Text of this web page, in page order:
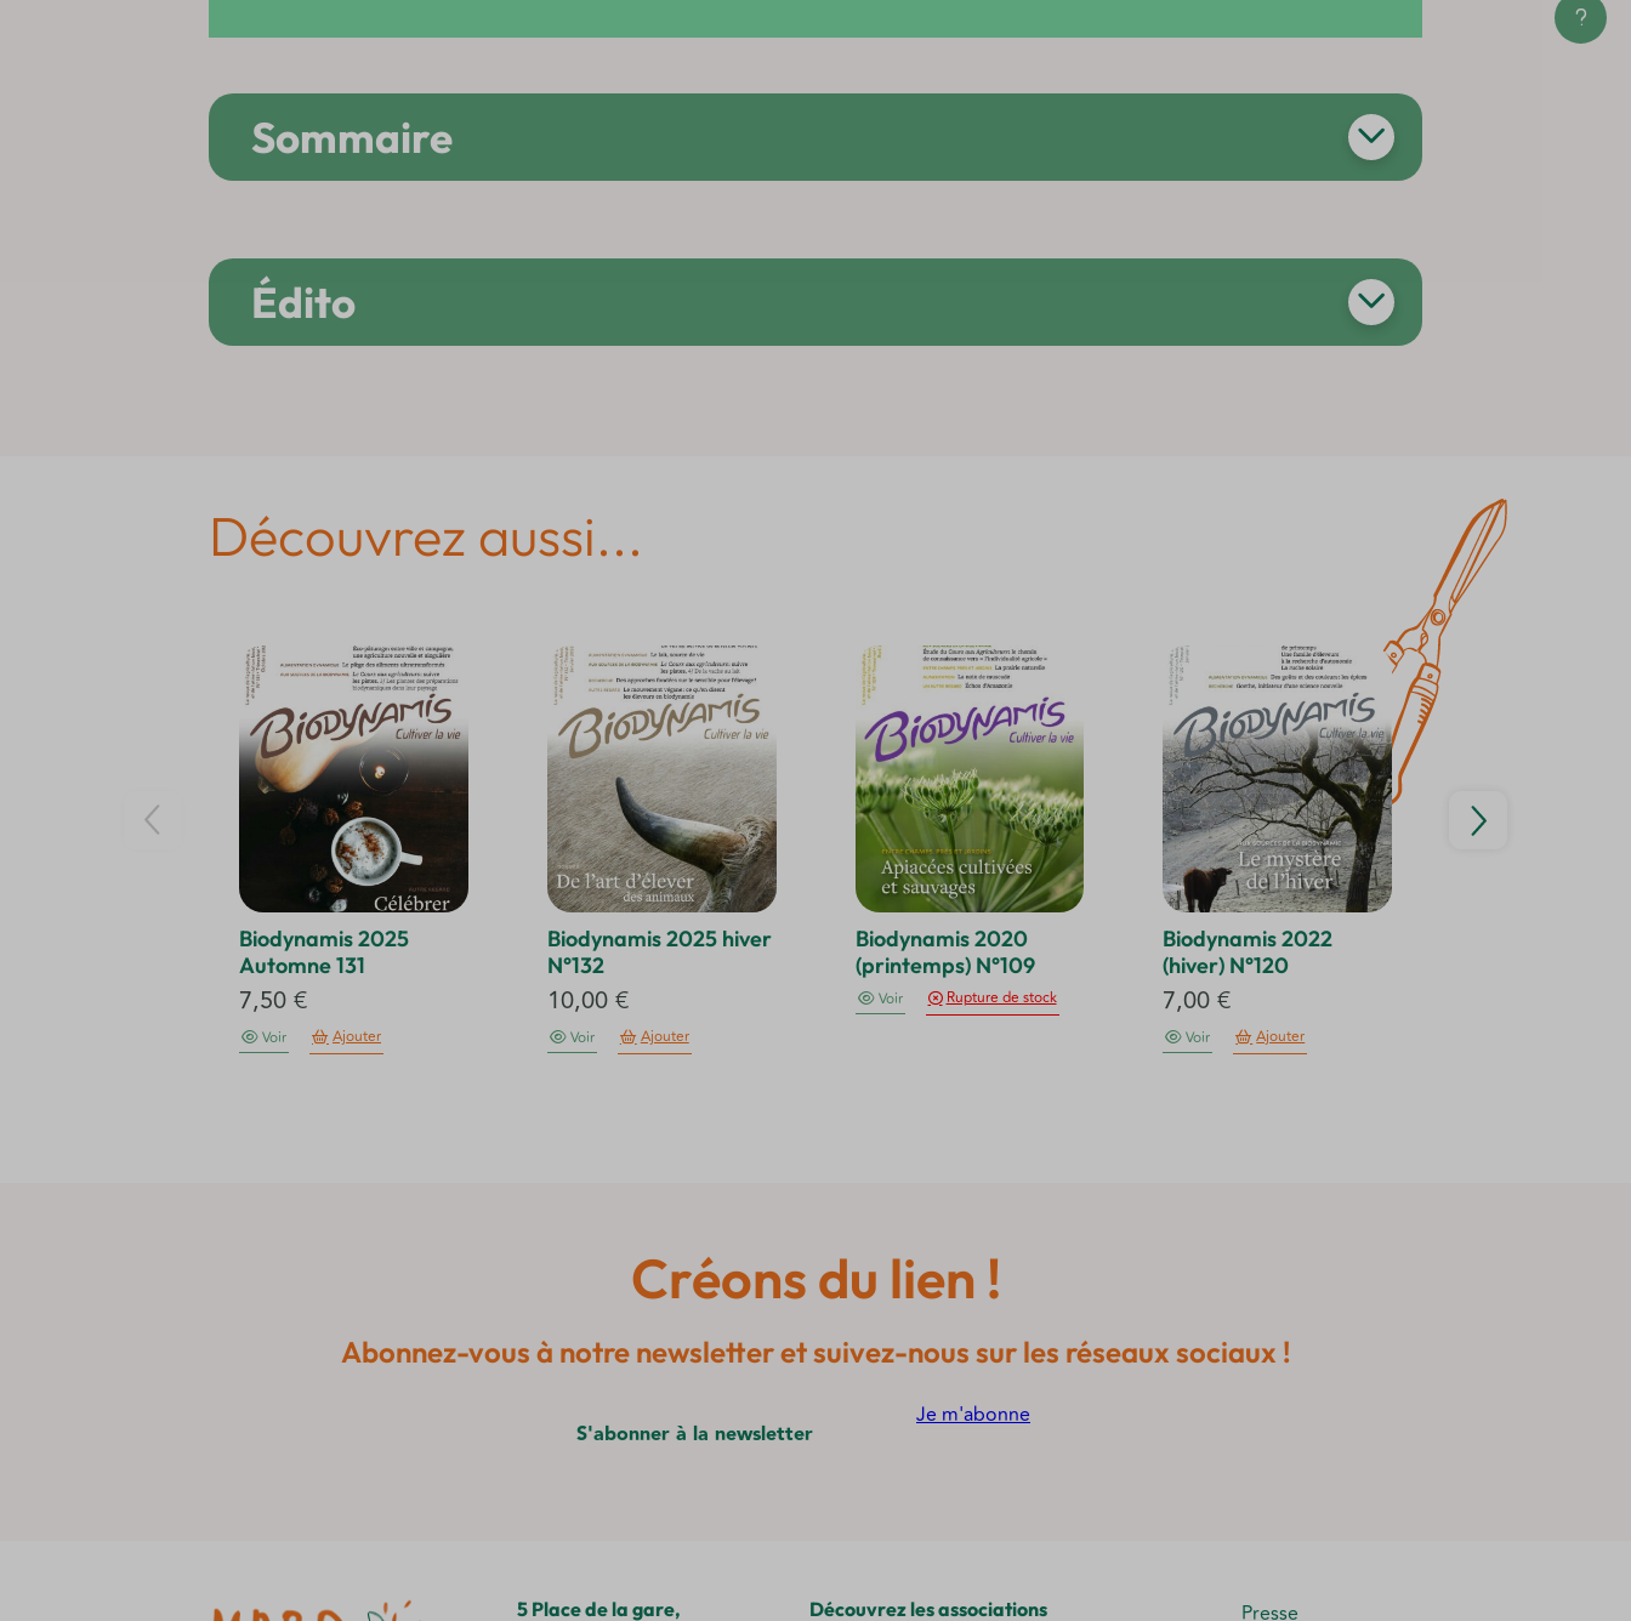
Sommaire
Édito
Découvrez aussi...
Biodynamis 2025
Automne 131
7,50€
Voir Ajouter
Biodynamis 2025 hiver
N°132
10,00€
Voir Ajouter
Biodynamis 2020
(printemps) N°109
Voir Rupture de stock
Biodynamis 2022
(hiver) N°120
7,00€
Voir Ajouter
Créons du lien !
Abonnez-vous à notre newsletter et suivez-nous sur les réseaux sociaux !
S'abonner à la newsletter
Je m'abonne
5 Place de la gare,
Découvrez les associations
Presse